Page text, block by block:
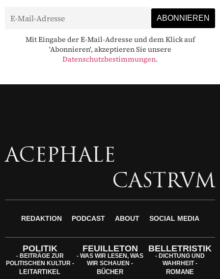
Mit Eingabe der E-Mail-Adresse und dem Klick auf
'Abonnieren', akzeptieren Sie unsere
Datenschutzbestimmungen.
ACEPHALE
CASTRVM
REDAKTION PODCAST ABOUT SOCIAL MEDIA
POLITIK
- BEITRÄGE ZUR
POLITISCHEN KULTUR -
LEITARTIKEL
FEUILLETON
- WAS WIR LESEN, WAS
WIR SCHAUEN -
BÜCHER
BELLETRISTIK
- DICHTUNG UND
WAHRHEIT -
ROMANE